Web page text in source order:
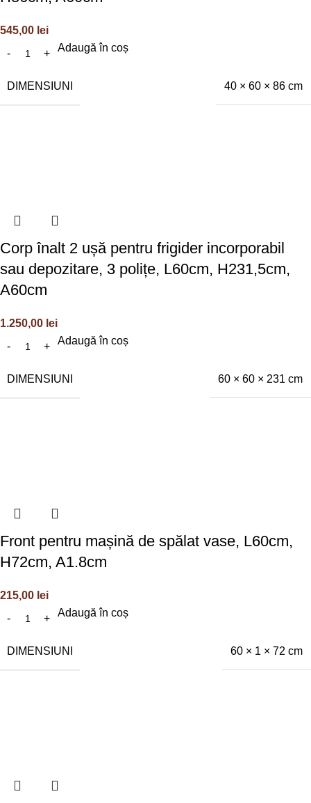
545,00 lei
Adaugă în coș
DIMENSIUNI 40 × 60 × 86 cm
Corp înalt 2 ușă pentru frigider incorporabil
sau depozitare, 3 polițe, L60cm, H231,5cm,
A60cm
1.250,00 lei
Adaugă în coș
DIMENSIUNI 60 × 60 × 231 cm
Front pentru mașină de spălat vase, L60cm,
H72cm, A1.8cm
215,00 lei
Adaugă în coș
DIMENSIUNI 60 × 1 × 72 cm